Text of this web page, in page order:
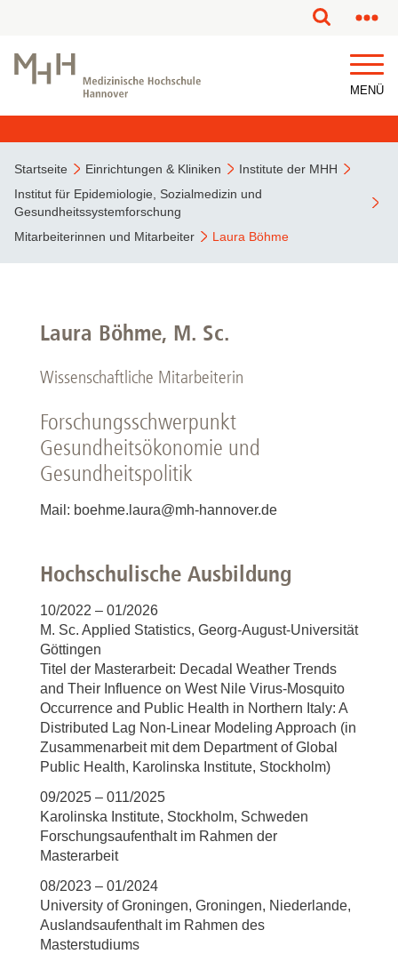
MENÜ
Startseite Einrichtungen & Kliniken
Institute der MHH
Institut für Epidemiologie, Sozialmedizin und
Gesundheitssystemforschung
Mitarbeiterinnen und Mitarbeiter
Laura Böhme
Laura Böhme, M. Sc.
Wissenschaftliche Mitarbeiterin
Forschungsschwerpunkt
Gesundheitsökonomie und
Gesundheitspolitik
Mail: boehme.laura@mh-hannover.de
Hochschulische Ausbildung
10/2022 – 01/2026
M. Sc. Applied Statistics, Georg-August-Universität
Göttingen
Titel der Masterarbeit: Decadal Weather Trends
and Their Influence on West Nile Virus-Mosquito
Occurrence and Public Health in Northern Italy: A
Distributed Lag Non-Linear Modeling Approach (in
Zusammenarbeit mit dem Department of Global
Public Health, Karolinska Institute, Stockholm)
09/2025 – 011/2025
Karolinska Institute, Stockholm, Schweden
Forschungsaufenthalt im Rahmen der
Masterarbeit
08/2023 – 01/2024
University of Groningen, Groningen, Niederlande,
Auslandsaufenthalt im Rahmen des
Masterstudiums